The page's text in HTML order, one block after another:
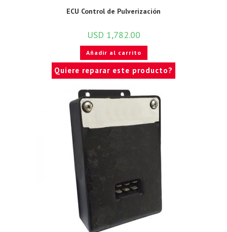
ECU Control de Pulverización
USD 1,782.00
Añadir al carrito
Quiere reparar este producto?